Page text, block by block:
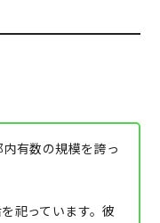
有数の規模を誇っ
祀っています。彼